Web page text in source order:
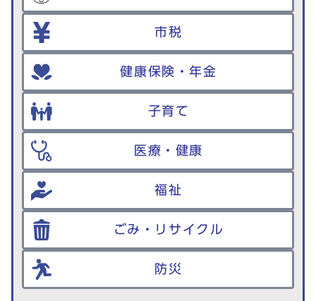
市税
健康保険・年金
子育て
医療・健康
福祉
ごみ・リサイクル
防災